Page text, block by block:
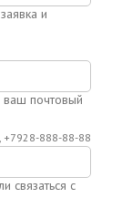
и
почтовый
связаться с
+7928-888-88-88